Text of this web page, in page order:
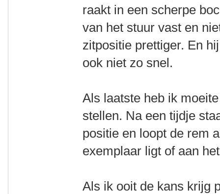
raakt in een scherpe
van het stuur vast en
zitpositie prettiger. En
ook niet zo snel.
Als laatste heb ik
stellen. Na een tijdje
positie en loopt de rem
exemplaar ligt of aan
Als ik ooit de kans krijg